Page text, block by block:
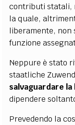
contributi statali,
la quale,
liberamente, non
funzione
Neppure è stato
staatliche
salvaguardare la
dipendere
Prevedendo la